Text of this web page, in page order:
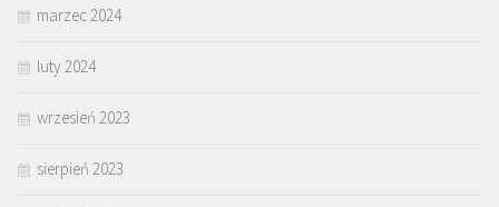
marzec 2024
luty 2024
wrzesień 2023
sierpień 2023